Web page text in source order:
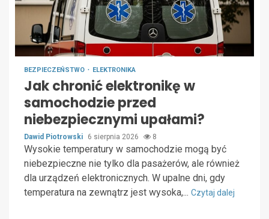
BEZPIECZEŃSTWO ELEKTRONIKA
Jak chronić elektronikę w
samochodzie przed
niebezpiecznymi upałami?
Dawid Piotrowski 6 sierpnia 2026 8
Wysokie temperatury w samochodzie mogą być
niebezpieczne nie tylko dla pasażerów, ale również
dla urządzeń elektronicznych. W upalne dni, gdy
temperatura na zewnątrz jest wysoka,... Czytaj dalej